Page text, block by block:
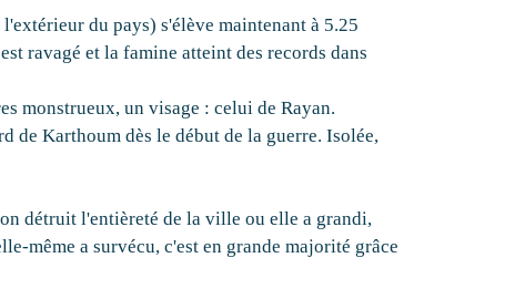
du pays) s'élève maintenant à 5.25
ravagé et la famine atteint des records dans
monstrueux, un visage : celui de Rayan.
de Karthoum dès le début de la guerre. Isolée,
détruit l'entièreté de la ville ou elle a grandi,
même a survécu, c'est en grande majorité grâce